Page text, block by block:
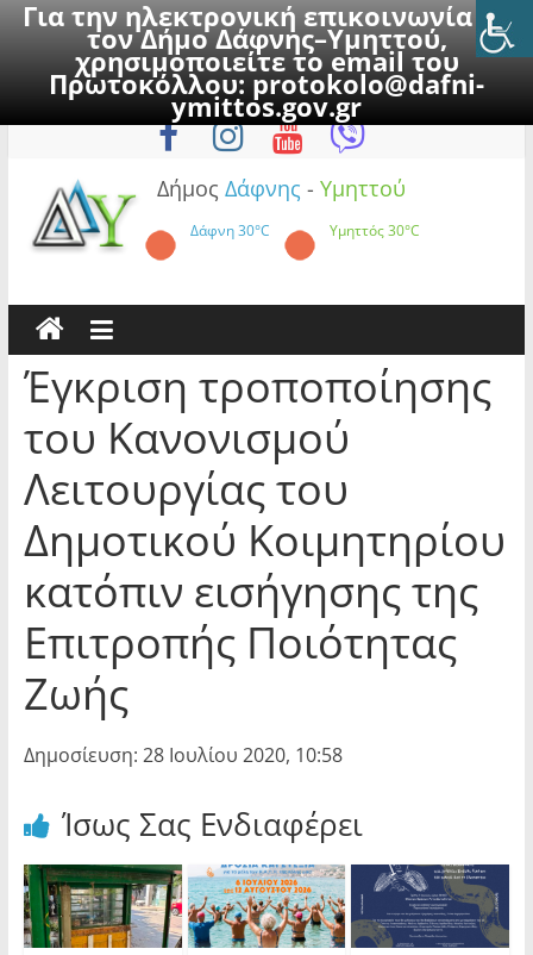
Για την ηλεκτρονική επικοινωνία με
τον Δήμο Δάφνης–Υμηττού,
χρησιμοποιείτε το email του
Πρωτοκόλλου:protokolo@dafni-
ymittos.gov.gr
to
Κυριακή, 9 Αυγούστου 2026
Δήμος Δάφνης - Υμηττού
Δάφνη30°C Υμηττός30°C
Έγκριση τροποποίησης
του Κανονισμού
Λειτουργίας του
Δημοτικού Κοιμητηρίου
κατόπιν εισήγησης της
Επιτροπής Ποιότητας
Ζωής
Δημοσίευση: 28 Ιουλίου 2020, 10:58
Ίσως Σας Ενδιαφέρει